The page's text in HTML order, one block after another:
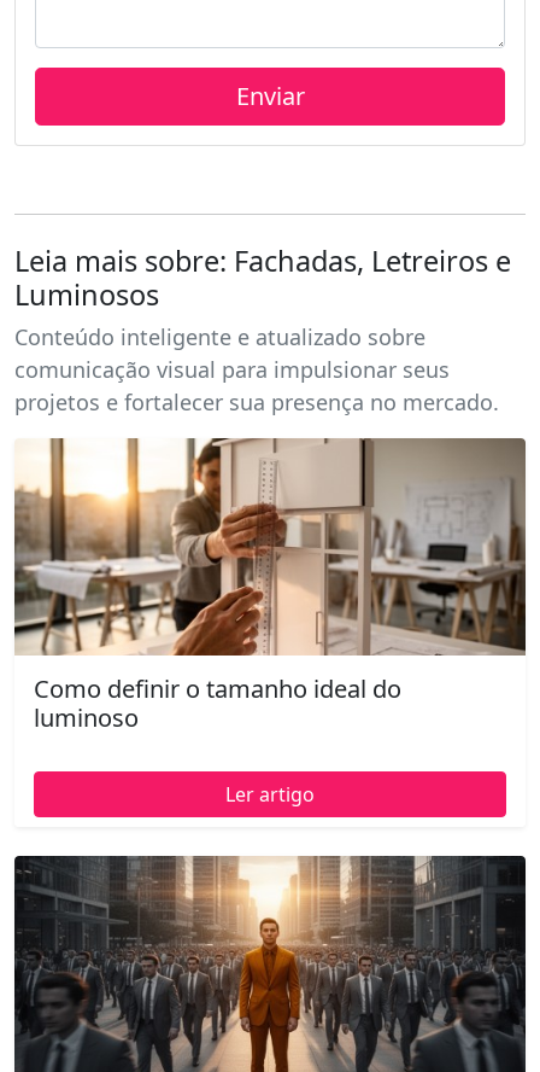
Leia mais sobre: Fachadas, Letreiros e
Luminosos
Conteúdo inteligente e atualizado sobre
comunicação visual para impulsionar seus
projetos e fortalecer sua presença no mercado.
Como definir o tamanho ideal do
luminoso
Ler artigo